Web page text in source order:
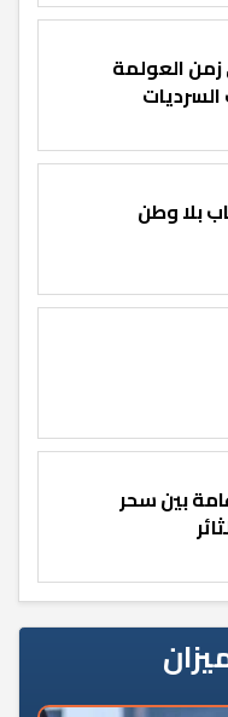
العولمة
السرديات
بلا وطن
بين سحر